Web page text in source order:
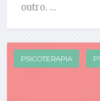
outro. …
PSICOTERAPIA